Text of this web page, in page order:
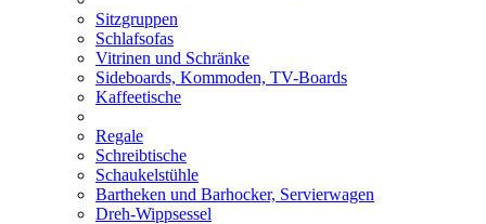
Sitzgruppen
Schlafsofas
Vitrinen und Schränke
Sideboards, Kommoden, TV-Boards
Kaffeetische
Regale
Schreibtische
Schaukelstühle
Bartheken und Barhocker, Servierwagen
Dreh-Wippsessel